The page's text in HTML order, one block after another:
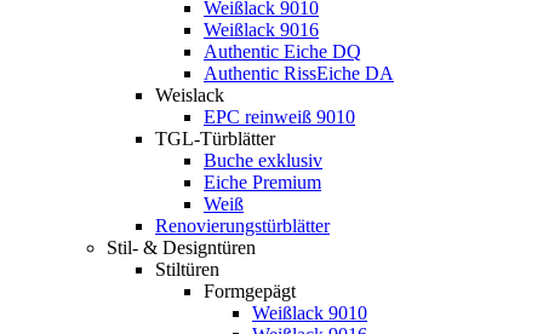
Weißlack 9010
Weißlack 9016
Authentic Eiche DQ
Authentic RissEiche DA
Weislack
EPC reinweiß 9010
TGL-Türblätter
Buche exklusiv
Eiche Premium
Weiß
Renovierungstürblätter
Stil- & Designtüren
Stiltüren
Formgepägt
Weißlack 9010